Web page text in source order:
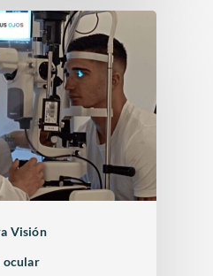
Visión
ocular